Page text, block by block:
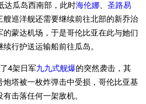
达瓜岛西南部，此时海伦娜、 圣路易
艘巡洋舰还需要继续前往北部的新乔治
的蒙达机场，于是哥伦比亚在此与她们
行护送运输船前往瓜岛。
4架日军九九式舰爆的突然袭击，其
炮塔被一枚炸弹击中受损，哥伦比亚基
击落任何一架敌机。